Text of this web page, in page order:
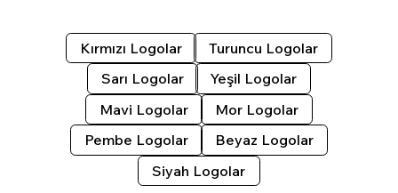
Kırmızı Logolar
Turuncu Logolar
Sarı Logolar
Yeşil Logolar
Mavi Logolar
Mor Logolar
Pembe Logolar
Beyaz Logolar
Siyah Logolar